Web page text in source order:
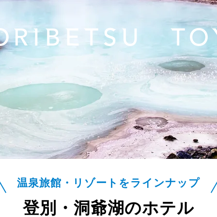
温泉旅館・リゾートをラインナップ
登別・洞爺湖のホテル